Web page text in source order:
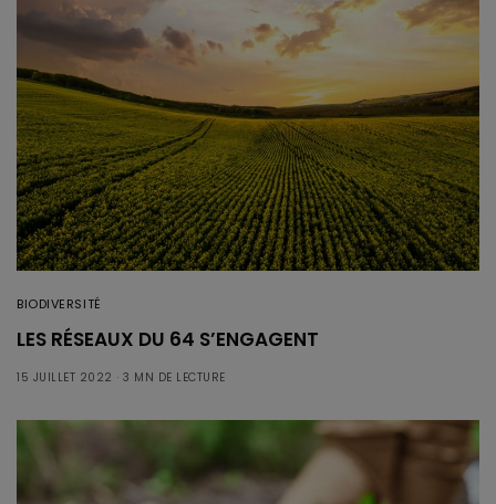
BIODIVERSITÉ
LES RÉSEAUX DU 64 S’ENGAGENT
15 JUILLET 2022 3 MN DE LECTURE